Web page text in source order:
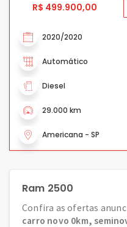
R$ 499.900,00
2020/2020
Automático
Diesel
29.000 km
Americana - SP
Ram 2500
Confira as ofertas
carro novo 0km,